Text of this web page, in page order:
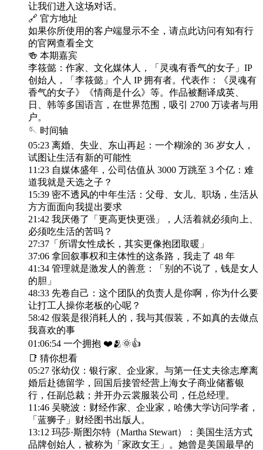
让我们进入这场对话。
🔗 官方地址
如果你所使用的客户端显示不全，请点此访问有知有行
的官网查看全文
🍻 本期嘉宾
李筱懿：作家、文化媒体人，「灵魂有香气的女子」IP
创始人，「李筱懿」个人 IP 拥有者。代表作：《灵魂有
香气的女子》《情商是什么》等。作品被翻译成英、
日、韩等多国语言，在世界范围，吸引 2700 万读者与用
户。
🪡 时间轴
05:23 离婚、失业、东山再起：一个糊涂的 36 岁女人，
试图让生活有新的可能性
11:23 自媒体盛年，公司估值从 3000 万跳至 3 个亿：难
道我就是天选之子？
15:39 密不透风的中年生活：父母、女儿、职场，生活从
方方面面向我提出要求
21:42 我厌倦了「更高更快更强」，人活着就必须向上、
必须吃生活的苦吗？
27:37「所谓女性成长，其实更像抱团取暖」
37:06 拿回叙事权和主体性的这条路，我走了 48 年
41:34 管理就是激发人的善意：「别的不说了，钱是女人
的胆」
48:33 先卷自己：这个团队的负责人是你啊，你为什么要
让打工人操你老板的心呢？
58:42 假装是很消耗人的，我与其假装，不如真的去做点
我喜欢的事
01:06:54 一个拥抱 ❤️🫂🌞👍
📑 猜你想看
05:27 张幼仪：银行家、企业家。与第一任丈夫徐志摩离
婚后赴德留学，回国后接管经营上海女子商业储蓄银
行，任副总裁；并开办云裳服装公司，任总经理。
11:46 吴晓波：财经作家、企业家，哈佛大学访问学者，
「蓝狮子」财经图书出版人。
13:12 玛莎·斯图尔特（Martha Stewart）：美国生活方式
品牌创始人，被称为「家政女王」。她曾是美国最早的